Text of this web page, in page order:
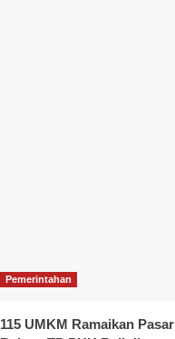
Pemerintahan
115 UMKM Ramaikan Pasar